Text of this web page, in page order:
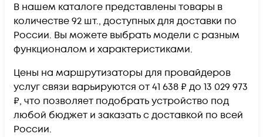
В нашем каталоге представлены товары в
количестве 92 шт., доступных для доставки по
России. Вы можете выбрать модели с разным
функционалом и характеристиками.
Цены на маршрутизаторы для провайдеров
услуг связи варьируются от 41 638 ₽ до 13 029 973
₽, что позволяет подобрать устройство под
любой бюджет и заказать с доставкой по всей
России.